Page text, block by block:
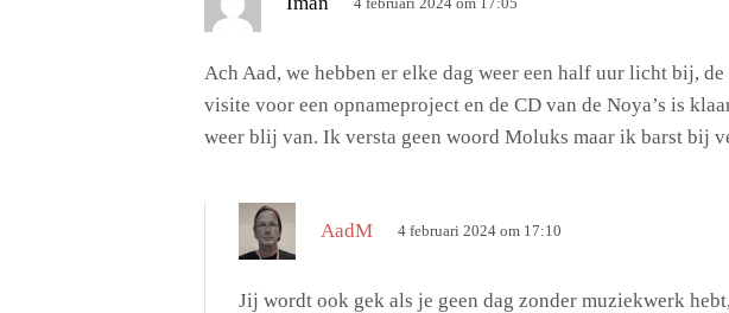
r
e
e
Ach Aad, we hebben er elke dag weer een half uur licht bij,
visite voor een opnameproject en de CD van de Noya’s is
weer blij van. Ik versta geen woord Moluks maar ik barst bij
AadM 4 februari 2024 om 17:10
Jij wordt ook gek als je geen dag zonder muziekwerk